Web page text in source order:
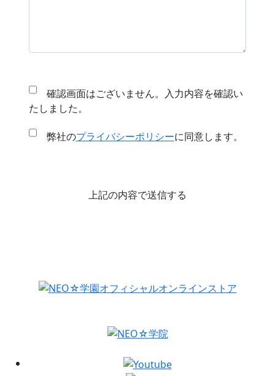
確認画面はございません。入力内容を確認い
たしました。
弊社のプライバシーポリシーに同意します。